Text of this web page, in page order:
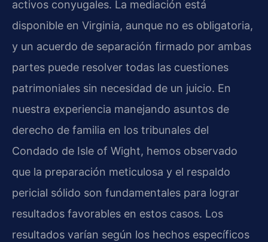
activos conyugales. La mediación está
disponible en Virginia, aunque no es obligatoria,
y un acuerdo de separación firmado por ambas
partes puede resolver todas las cuestiones
patrimoniales sin necesidad de un juicio. En
nuestra experiencia manejando asuntos de
derecho de familia en los tribunales del
Condado de Isle of Wight, hemos observado
que la preparación meticulosa y el respaldo
pericial sólido son fundamentales para lograr
resultados favorables en estos casos. Los
resultados varían según los hechos específicos